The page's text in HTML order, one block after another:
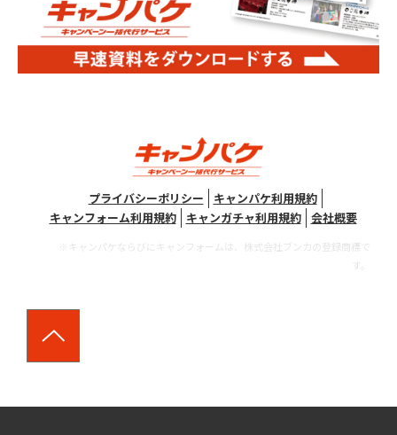
プライバシーポリシー
キャンパケ利用規約
キャンフォーム利用規約
キャンガチャ利用規約 会社概要
※キャンパケならびにキャンフォームは、株式会社ブンカの登録商標で
す。